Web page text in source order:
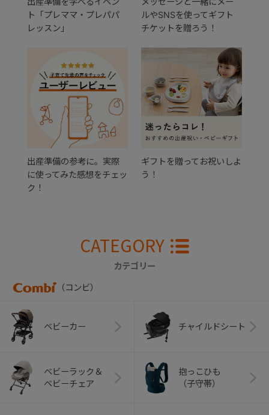
ト「プレママ・プレパパ
レッスン」
ルやSNSを使ってギフト
チケットを贈ろう！
出産準備の参考に。実際
に使ってみた感想をチェッ
ク！
ギフトを贈ってお祝いしよ
う！
CATEGORY
カテゴリー
（コンビ）
ベビーカー チャイルドシート
ベビーラック＆
ベビーチェア
抱っこひも
（子守帯）